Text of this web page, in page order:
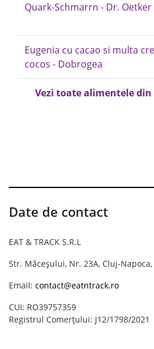
Quark-Schmarrn - Dr. Oetker
Eugenia cu cacao si multa
cocos - Dobrogea
Vezi toate alimentele
Date de contact
EAT & TRACK S.R.L
Str. Măceșului, Nr. 23A, Cluj-
Email: contact@eatntrack.ro
CUI: RO39757359
Registrul Comerțului: J12/1798/2021